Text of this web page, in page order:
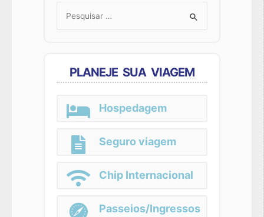
Search
PLANEJE SUA VIAGEM
Hospedagem
Seguro viagem
Chip Internacional
Passeios/Ingressos